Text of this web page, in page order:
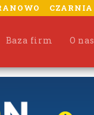
CZARNIA
Baza firm O nas